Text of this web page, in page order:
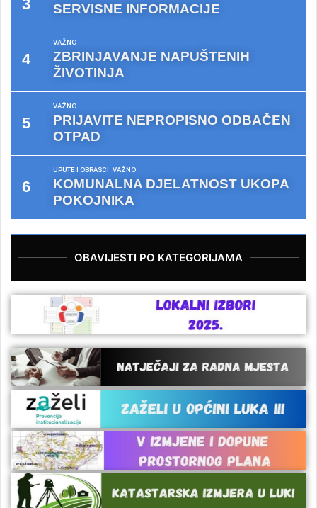
SERVISNE INFORMACIJE
VAŽNO
ZBRINJAVANJE NAPUŠTENIH
ŽIVOTINJA
VAŽNO
PRIJAVITE NEPROPISNO ODBAČEN
OTPAD
UPUTE I OBRASCI VAŽNO
KOMUNALNA DJELATNOST UKOPA
POKOJNIKA
OBAVIJESTI PO KATEGORIJAMA